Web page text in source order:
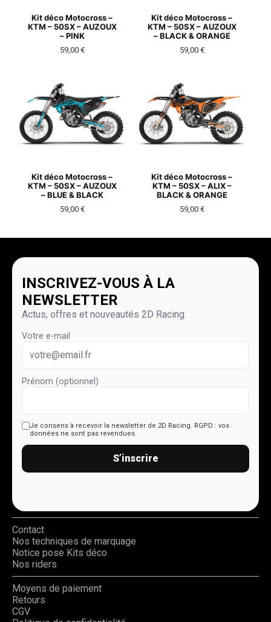
Kit déco Motocross –
KTM – 50SX – AUZOUX
– PINK
59,00 €
Kit déco Motocross –
KTM – 50SX – AUZOUX
– BLACK & ORANGE
59,00 €
Kit déco Motocross –
KTM – 50SX – AUZOUX
– BLUE & BLACK
59,00 €
Kit déco Motocross –
KTM – 50SX – ALIX –
BLACK & ORANGE
59,00 €
INSCRIVEZ-VOUS À LA
NEWSLETTER
Actus, offres et nouveautés 2D Racing.
Votre e-mail
Prénom (optionnel)
Je consens à recevoir la newsletter de 2D Racing. RGPD : vos
données ne sont pas revendues.
S’inscrire
Contact
Nos techniques de marquage
Notice pose Kits déco
Nos riders
Moyens de paiement
Retours
CGV